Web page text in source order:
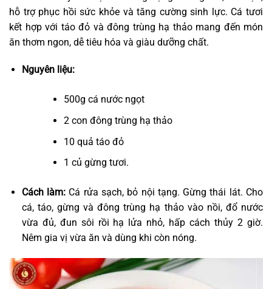
hỗ trợ phục hồi sức khỏe và tăng cường sinh lực. Cá tươi
kết hợp với táo đỏ và đông trùng hạ thảo mang đến món
ăn thơm ngon, dễ tiêu hóa và giàu dưỡng chất.
Nguyên liệu:
500g cá nước ngọt
2 con đông trùng hạ thảo
10 quả táo đỏ
1 củ gừng tươi.
Cách làm: Cá rửa sạch, bỏ nội tạng. Gừng thái lát. Cho
cá, táo, gừng và đông trùng hạ thảo vào nồi, đổ nước
vừa đủ, đun sôi rồi hạ lửa nhỏ, hấp cách thủy 2 giờ.
Nêm gia vị vừa ăn và dùng khi còn nóng.